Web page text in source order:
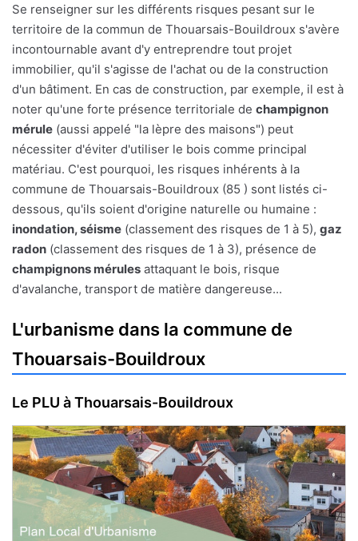
Se renseigner sur les différents risques pesant sur le
territoire de la commun de Thouarsais-Bouildroux s'avère
incontournable avant d'y entreprendre tout projet
immobilier, qu'il s'agisse de l'achat ou de la construction
d'un bâtiment. En cas de construction, par exemple, il est à
noter qu'une forte présence territoriale de champignon
mérule (aussi appelé "la lèpre des maisons") peut
nécessiter d'éviter d'utiliser le bois comme principal
matériau. C'est pourquoi, les risques inhérents à la
commune de Thouarsais-Bouildroux (85 ) sont listés ci-
dessous, qu'ils soient d'origine naturelle ou humaine :
inondation, séisme (classement des risques de 1 à 5), gaz
radon (classement des risques de 1 à 3), présence de
champignons mérules attaquant le bois, risque
d'avalanche, transport de matière dangereuse...
L'urbanisme dans la commune de
Thouarsais-Bouildroux
Le PLU à Thouarsais-Bouildroux